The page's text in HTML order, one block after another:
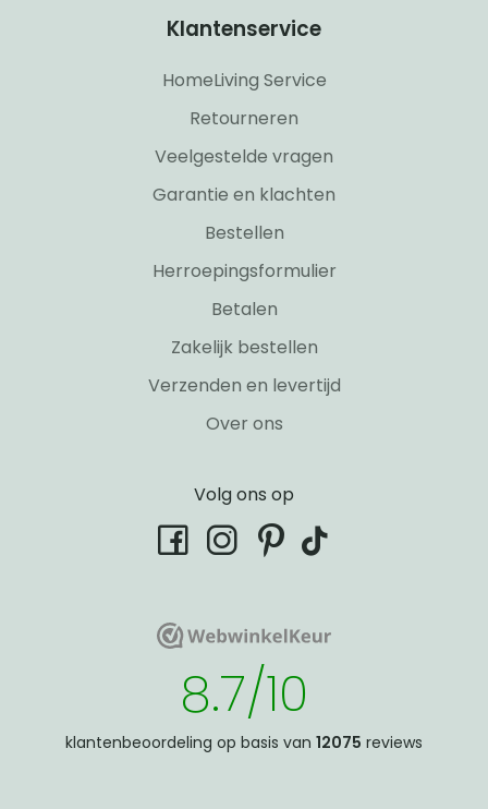
Klantenservice
HomeLiving Service
Retourneren
Veelgestelde vragen
Garantie en klachten
Bestellen
Herroepingsformulier
Betalen
Zakelijk bestellen
Verzenden en levertijd
Over ons
Volg ons op
facebookinstagram
pinterest
tiktok
WebwinkelKeurWebwinkelKeur
8.7/10
klantenbeoordeling op basis van 12075 reviews